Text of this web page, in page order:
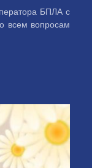
БПЛА с
всем вопросам